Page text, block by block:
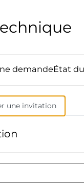
demandeÉtat
une invitation